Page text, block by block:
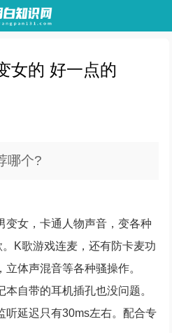
女的 好一点的
哪个?
变女，卡通人物声音，变各种
K歌游戏连麦，还有防卡麦功
体声混音等各种骚操作。
自带的耳机插孔也没问题。
听延迟只有30ms左右。配合专